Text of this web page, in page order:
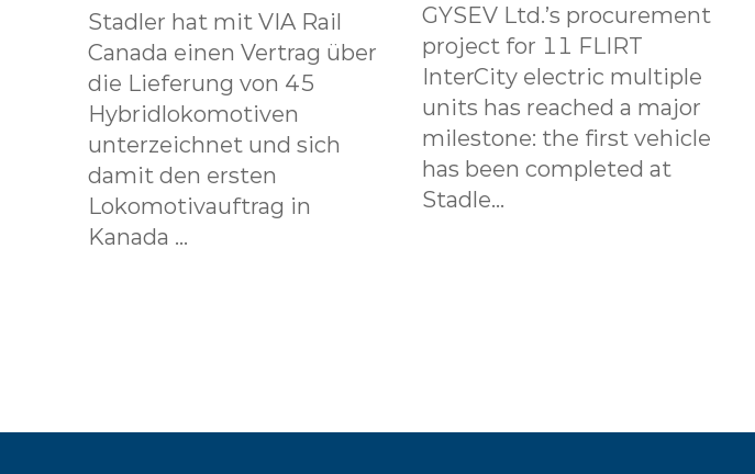
Stadler hat mit VIA Rail
Canada einen Vertrag über
die Lieferung von 45
Hybridlokomotiven
unterzeichnet und sich
damit den ersten
Lokomotivauftrag in
Kanada ...
GYSEV Ltd.’s procurement
project for 11 FLIRT
InterCity electric multiple
units has reached a major
milestone: the first vehicle
has been completed at
Stadle...